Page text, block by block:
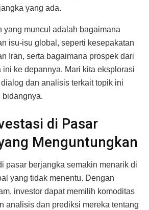
yang ada.
yang muncul adalah bagaimana
isu-isu global, seperti kesepakatan
Iran, serta bagaimana prospek dari
ini ke depannya. Mari kita eksplorasi
dan analisis terkait topik ini
bidangnya.
di Pasar
Menguntungkan
pasar berjangka semakin menarik di
yang tidak menentu. Dengan
investor dapat memilih komoditas
analisis dan prediksi mereka tentang